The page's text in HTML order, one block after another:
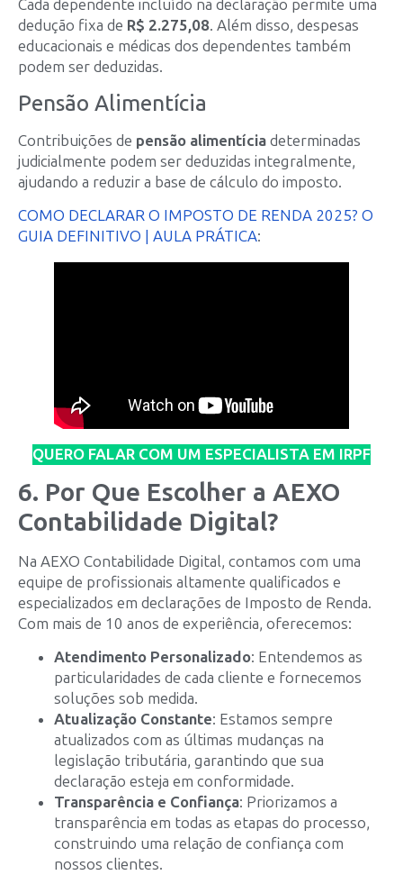
Cada dependente incluído na declaração permite uma
dedução fixa de R$ 2.275,08. Além disso, despesas
educacionais e médicas dos dependentes também
podem ser deduzidas.
Pensão Alimentícia
Contribuições de pensão alimentícia determinadas
judicialmente podem ser deduzidas integralmente,
ajudando a reduzir a base de cálculo do imposto.
COMO DECLARAR O IMPOSTO DE RENDA 2025? O
GUIA DEFINITIVO | AULA PRÁTICA:
QUERO FALAR COM UM ESPECIALISTA EM IRPF
6. Por Que Escolher a AEXO
Contabilidade Digital?
Na AEXO Contabilidade Digital, contamos com uma
equipe de profissionais altamente qualificados e
especializados em declarações de Imposto de Renda.
Com mais de 10 anos de experiência, oferecemos:
Atendimento Personalizado: Entendemos as
particularidades de cada cliente e fornecemos
soluções sob medida.
Atualização Constante: Estamos sempre
atualizados com as últimas mudanças na
legislação tributária, garantindo que sua
declaração esteja em conformidade.
Transparência e Confiança: Priorizamos a
transparência em todas as etapas do processo,
construindo uma relação de confiança com
nossos clientes.